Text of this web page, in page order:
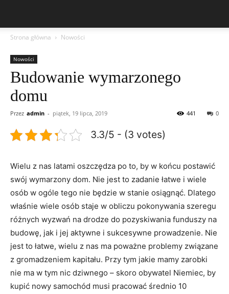
Strona główna Nowości
Nowości
Budowanie wymarzonego
domu
Przez admin - piątek, 19 lipca, 2019 0
441
3.3/5 - (3 votes)
Wielu z nas latami oszczędza po to, by w końcu postawić
swój wymarzony dom. Nie jest to zadanie łatwe i wiele
osób w ogóle tego nie będzie w stanie osiągnąć. Dlatego
właśnie wiele osób staje w obliczu pokonywania szeregu
różnych wyzwań na drodze do pozyskiwania funduszy na
budowę, jak i jej aktywne i sukcesywne prowadzenie. Nie
jest to łatwe, wielu z nas ma poważne problemy związane
z gromadzeniem kapitału. Przy tym jakie mamy zarobki
nie ma w tym nic dziwnego – skoro obywatel Niemiec, by
kupić nowy samochód musi pracować średnio 10